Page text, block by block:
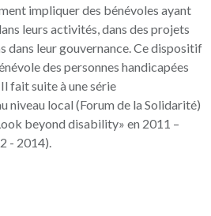
impliquer des bénévoles ayant
leurs activités, dans des projets
dans leur gouvernance. Ce dispositif
des personnes handicapées
fait suite à une série
niveau local (Forum de la Solidarité)
beyond disability» en 2011 –
- 2014).